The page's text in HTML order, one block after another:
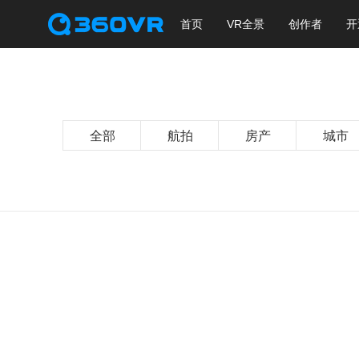
首页 VR全景 创作者
全部 航拍 房产 城市